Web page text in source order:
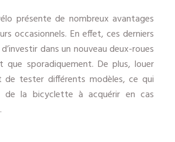
présente de nombreux avantages
occasionnels. En effet, ces derniers
dans un nouveau deux-roues
que sporadiquement. De plus, louer
de tester différents modèles, ce qui
la bicyclette à acquérir en cas